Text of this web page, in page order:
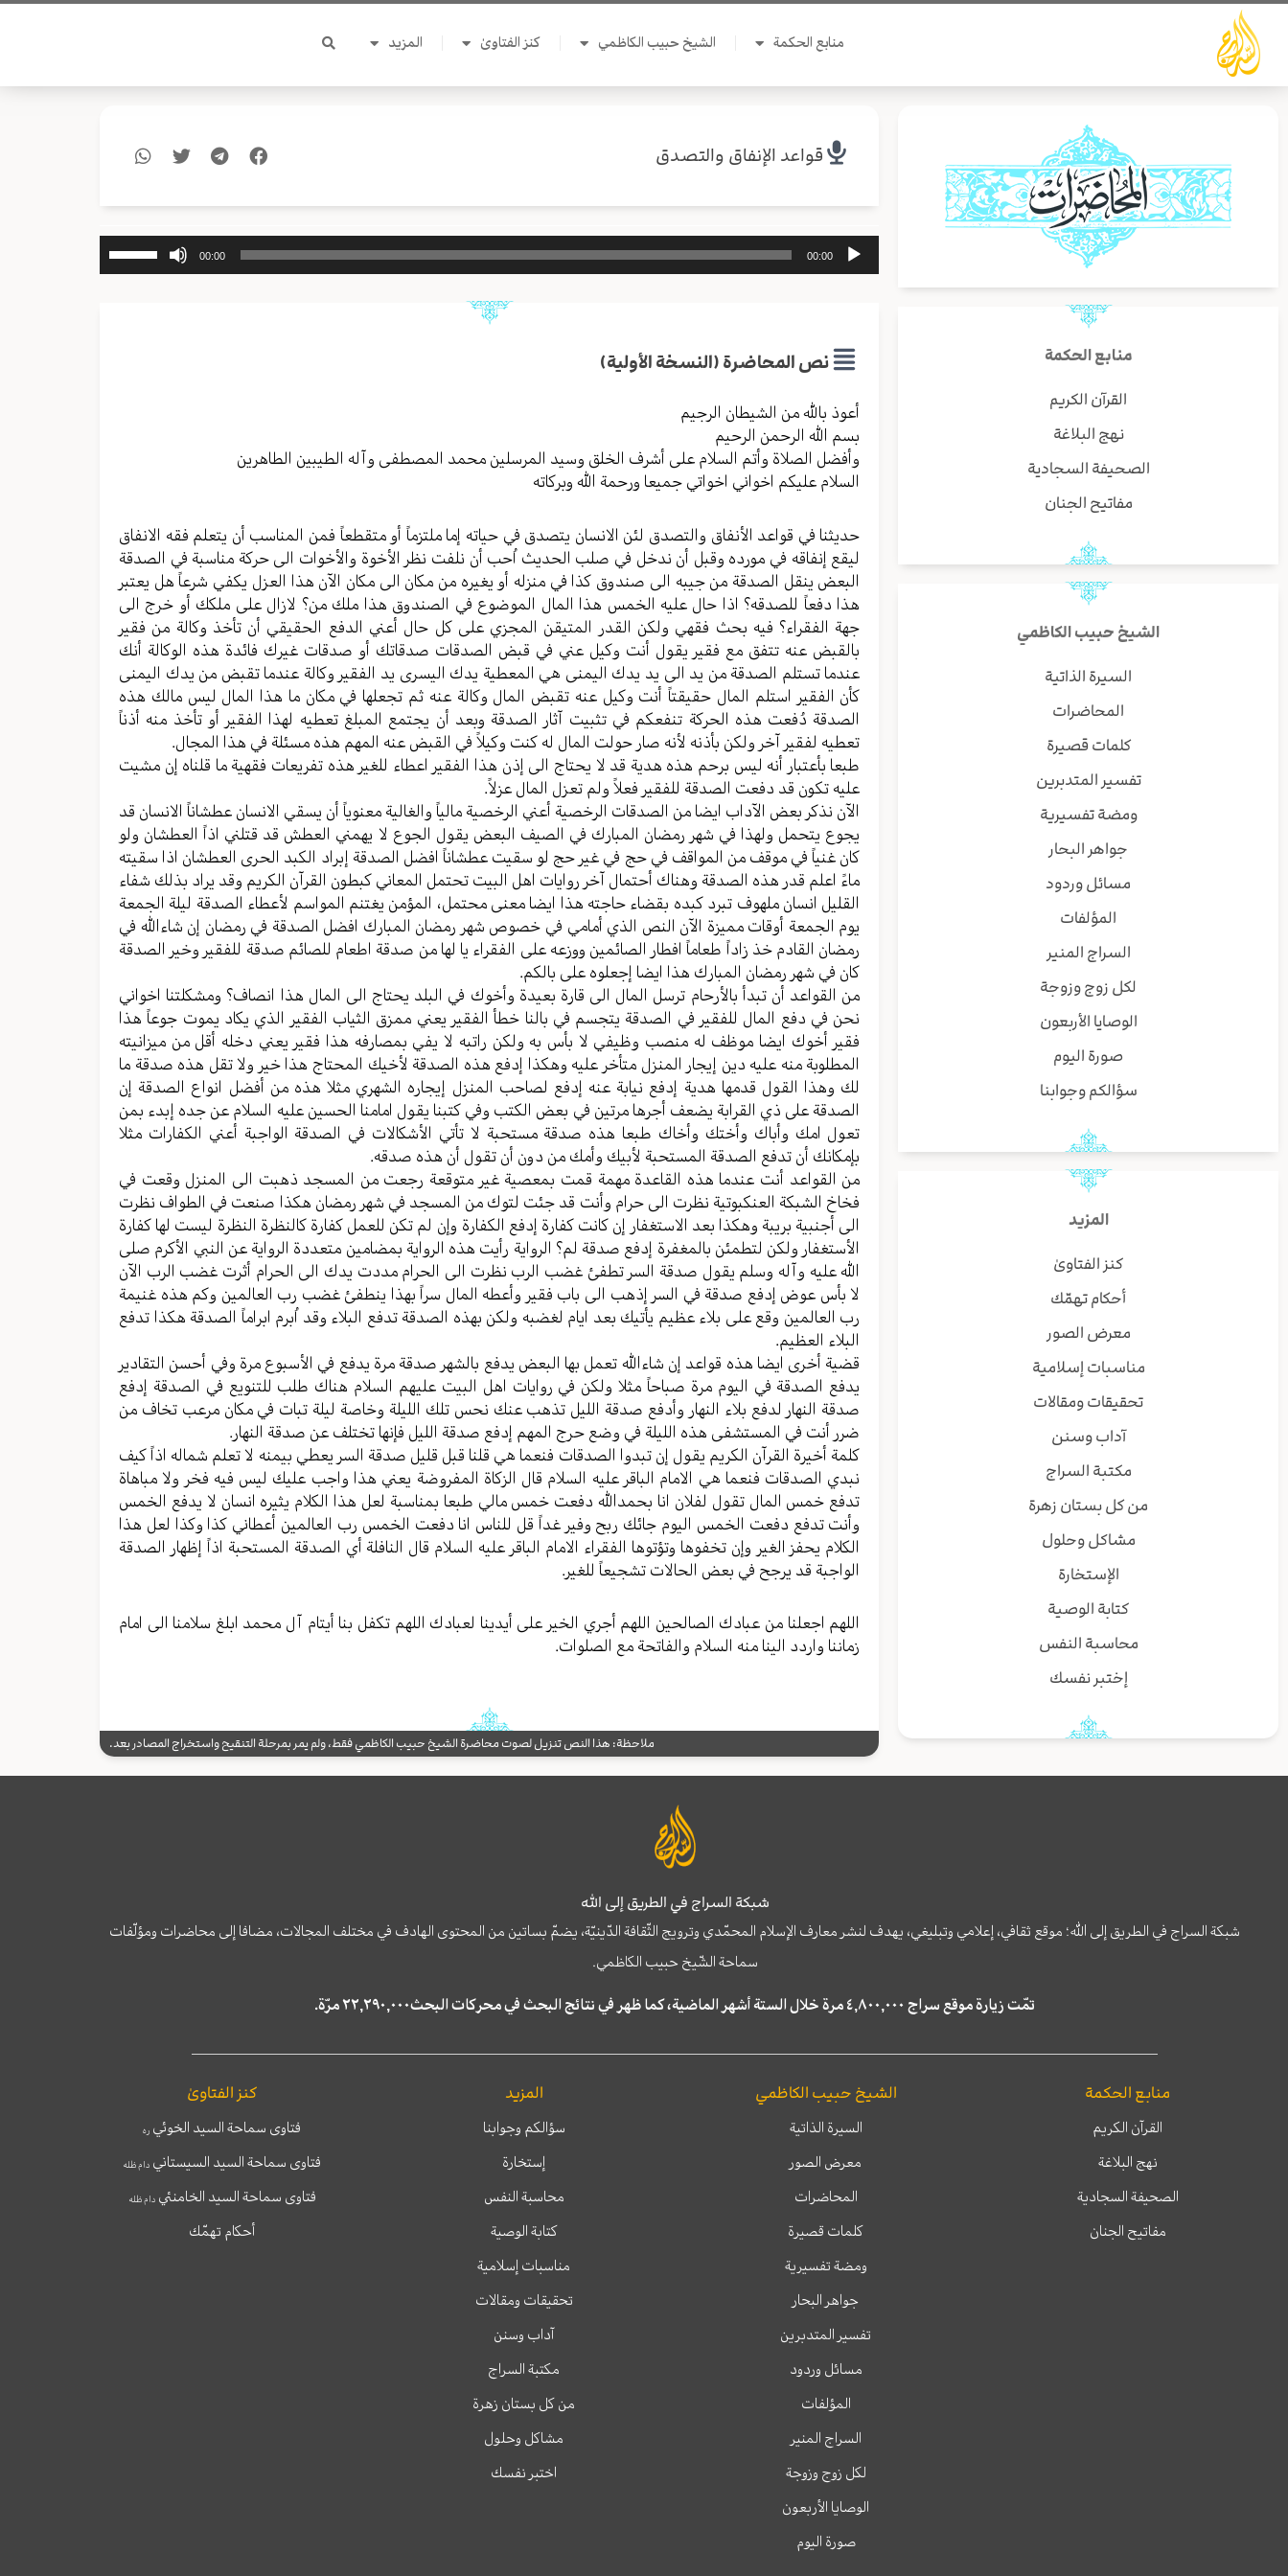
تخطي
المحتوى
منابع الحكمة الشيخ حبيب الكاظمي كنز الفتاوىٰ المزيد
منابع الحكمة
القرآن الكريم
نهج البلاغة
الصحيفة السجادية
مفاتيح الجنان
الشيخ حبيب الكاظمي
السيرة الذاتية
المحاضرات
كلمات قصيرة
تفسير المتدبرين
ومضة تفسيرية
جواهر البحار
مسائل وردود
المؤلفات
السراج المنير
لكل زوج وزوجة
الوصايا الأربعون
صورة اليوم
سؤالكم وجوابنا
المزيد
كنز الفتاوىٰ
أحكام تهمّك
معرض الصور
مناسبات إسلامية
تحقيقات ومقالات
آداب وسنن
مكتبة السراج
من كل بستان زهرة
مشاكل وحلول
الإستخارة
كتابة الوصية
محاسبة النفس
إختبر نفسك
قواعد الإنفاق والتصدق
مشغل
00:00
00:00
نص المحاضرة (النسخة الأولية)
أعوذ بالله من الشیطان الرجیم
بسم الله الرحمن الرحیم
وأفضل الصلاة وأتم السلام علی أشرف الخلق وسید المرسلین محمد المصطفی وآله الطیبین الطاهرین
السلام علیکم اخواني اخواتي جمیعا ورحمة الله وبرکاته
حدیثنا في قواعد الأنفاق والتصدق لئن الانسان یتصدق في حیاته إما ملتزماً أو متقطعاً فمن المناسب أن یتعلم فقه الانفاق
لیقع إنفاقه في مورده وقبل أن ندخل في صلب الحدیث اُحب أن نلفت نظر الأخوة والأخوات الی حرکة مناسبة في الصدقة
البعض ینقل الصدقة من جیبه الی صندوق کذا في منزله أو یغیره من مکان الی مکان الآن هذا العزل یکفي شرعاً هل یعتبر
هذا دفعاً للصدقه؟ اذا حال علیه الخمس هذا المال الموضوع في الصندوق هذا ملك من؟ لازال علی ملكك أو خرج الی
جهة الفقراء؟ فیه بحث فقهي ولکن القدر المتیقن المجزي علی کل حال أعني الدفع الحقیقي أن تأخذ وکالة من فقیر
بالقبض عنه تتفق مع فقیر یقول أنت وکیل عني في قبض الصدقات صدقاتك أو صدقات غیرك فائدة هذه الوکالة أنك
عندما تستلم الصدقة من ید الی ید یدك الیمنی هي المعطیة يدك الیسری ید الفقیر وکالة عندما تقبض من یدك الیمنی
کأن الفقیر استلم المال حقیقتاً أنت وکیل عنه تقبض المال وکالة عنه ثم تجعلها في مکان ما هذا المال لیس مالك هذه
الصدقة دُفعت هذه الحرکة تنفعکم في تثبیت آثار الصدقة وبعد أن یجتمع المبلغ تعطیه لهذا الفقیر أو تأخذ منه أذناً
تعطیه لفقیر آخر ولکن بأذنه لأنه صار حولت المال له کنت وکیلاً في القبض عنه المهم هذه مسئلة في هذا المجال.
طبعا بأعتبار أنه لیس برحم هذه هدیة قد لا یحتاج الی إذن هذا الفقیر اعطاء للغیر هذه تفریعات فقهیة ما قلناه إن مشیت
علیه تکون قد دفعت الصدقة للفقیر فعلاً ولم تعزل المال عزلاً.
الآن نذکر بعض الآداب ایضا من الصدقات الرخصیة أعني الرخصیة مالیاً والغالیة معنویاً أن يسقي الانسان عطشاناً الانسان قد
یجوع یتحمل ولهذا في شهر رمضان المبارك في الصیف البعض یقول الجوع لا یهمني العطش قد قتلني اذاً العطشان ولو
کان غنیاً في موقف من المواقف في حج في غیر حج لو سقیت عطشاناً افضل الصدقة إبراد الکبد الحری العطشان اذا سقیته
ماءً اعلم قدر هذه الصدقة وهناك أحتمال آخر روایات اهل البیت تحتمل المعاني کبطون القرآن الکریم وقد یراد بذلك شفاء
القلیل انسان ملهوف تبرد کبده بقضاء حاجته هذا ایضا معنی محتمل، المؤمن یغتنم المواسم لأعطاء الصدقة لیلة الجمعة
یوم الجمعة أوقات ممیزة الآن النص الذي أمامي في خصوص شهر رمضان المبارك افضل الصدقة في رمضان إن شاءالله في
رمضان القادم خذ زاداً طعاماً افطار الصائمین ووزعه علی الفقراء یا لها من صدقة اطعام للصائم صدقة للفقیر وخیر الصدقة
کان في شهر رمضان المبارك هذا ایضا إجعلوه علی بالکم.
من القواعد أن تبدأ بالأرحام ترسل المال الی قارة بعیدة وأخوك في البلد یحتاج الی المال هذا انصاف؟ ومشکلتنا اخواني
نحن في دفع المال للفقیر في الصدقة یتجسم في بالنا خطأ الفقیر یعني ممزق الثیاب الفقیر الذي یکاد یموت جوعاً هذا
فقیر أخوك ایضا موظف له منصب وظیفي لا بأس به ولکن راتبه لا یفي بمصارفه هذا فقیر یعني دخله أقل من میزانیته
المطلوبة منه علیه دین إیجار المنزل متأخر علیه وهکذا إدفع هذه الصدقة لأخيك المحتاج هذا خیر ولا تقل هذه صدقة ما
لك وهذا القول قدمها هدیة إدفع نیابة عنه إدفع لصاحب المنزل إیجاره الشهري مثلا هذه من أفضل انواع الصدقة إن
الصدقة على ذي القرابة یضعف أجرها مرتین في بعض الکتب وفي کتبنا یقول امامنا الحسین علیه السلام عن جده إبدء بمن
تعول امك وأباك وأختك وأخاك طبعا هذه صدقة مستحبة لا تأتي الأشکالات في الصدقة الواجبة أعني الکفارات مثلا
بإمکانك أن تدفع الصدقة المستحبة لأبيك وأمك من دون أن تقول أن هذه صدقه.
من القواعد أنت عندما هذه القاعدة مهمة قمت بمعصیة غیر متوقعة رجعت من المسجد ذهبت الی المنزل وقعت في
فخاخ الشبکة العنکبوتیة نظرت الی حرام وأنت قد جئت لتوك من المسجد في شهر رمضان هکذا صنعت في الطواف نظرت
الی أجنبیة بریبة وهکذا بعد الاستغفار إن کانت کفارة إدفع الکفارة وإن لم تکن للعمل کفارة کالنظرة النظرة لیست لها کفارة
الأستغفار ولکن لتطمئن بالمغفرة إدفع صدقة لم؟ الروایة رأيت هذه الروایة بمضامین متعددة الروایة عن النبي الأکرم صلی
الله علیه وآله وسلم یقول صدقة السر تطفئ غضب الرب نظرت الی الحرام مددت یدك الی الحرام أثرت غضب الرب الآن
لا بأس عوض إدفع صدقة في السر إذهب الی باب فقیر وأعطه المال سراً بهذا ینطفئ غضب رب العالمین وکم هذه غنیمة
رب العالمین وقع علی بلاء عظیم یأتيك بعد ایام لغضبه ولکن بهذه الصدقة تدفع البلاء وقد اُبرم ابراماً الصدقة هکذا تدفع
البلاء العظیم.
قضیة أخری ایضا هذه قواعد إن شاءالله تعمل بها البعض یدفع بالشهر صدقة مرة یدفع في الأسبوع مرة وفي أحسن التقادیر
یدفع الصدقة في الیوم مرة صباحاً مثلا ولکن في روایات اهل البیت علیهم السلام هناك طلب للتنویع في الصدقة إدفع
صدقة النهار لدفع بلاء النهار وأدفع صدقة اللیل تذهب عنك نحس تلك اللیلة وخاصة لیلة تبات في مکان مرعب تخاف من
ضرر أنت في المستشفی هذه اللیلة في وضع حرج المهم إدفع صدقة اللیل فإنها تختلف عن صدقة النهار.
کلمة أخيرة القرآن الکریم یقول إن تبدوا الصدقات فنعما هي قلنا قبل قلیل صدقة السر یعطي بیمنه لا تعلم شماله اذاً کیف
نبدي الصدقات فنعما هي الامام الباقر علیه السلام قال الزکاة المفروضة یعني هذا واجب علیك ليس فيه فخر ولا مباهاة
تدفع خمس المال تقول لفلان انا بحمدالله دفعت خمس مالي طبعا بمناسبة لعل هذا الکلام یثیره انسان لا یدفع الخمس
وأنت تدفع دفعت الخمس الیوم جائك ربح وفیر غداً قل للناس انا دفعت الخمس رب العالمین أعطاني کذا وکذا لعل هذا
الکلام یحفز الغیر وإن تخفوها وتؤتوها الفقراء الامام الباقر علیه السلام قال النافلة أي الصدقة المستحبة اذاً إظهار الصدقة
الواجبة قد یرجح في بعض الحالات تشجیعاً للغیر.
اللهم اجعلنا من عبادك الصالحین اللهم أجري الخیر علی أیدینا لعبادك اللهم تکفل بنا أيتام آل محمد ابلغ سلامنا الی امام
زماننا واردد الینا منه السلام والفاتحة مع الصلوات.
ملاحظة: هذا النص تنزيل لصوت محاضرة الشيخ حبيب الكاظمي فقط، ولم يمر بمرحلة التنقيح واستخراج المصادر بعد.
شبكة السراج في الطريق إلى الله
شبكة السراج في الطريق إلى الله؛ موقع ثقافي، إعلامي وتبليغي، يهدف لنشر معارف الإسلام المحمّدي وترويج الثّقافة الدّينيّة، يضمّ بساتين من المحتوى الهادف في مختلف المجالات، مضافا إلى محاضرات ومؤلّفات
سماحة الشّيخ حبيب الكاظمي.
تمّت زيارة موقع سراج ٤,٨٠٠,٠٠٠ مرة خلال الستة أشهر الماضية، كما ظهر في نتائج البحث في محركات البحث٢٢,٢٩٠,٠٠٠ مرّة.
منابع الحكمة
القرآن الكريم
نهج البلاغة
الصحيفة السجادية
مفاتيح الجنان
الشيخ حبيب الكاظمي
السيرة الذاتية
معرض الصور
المحاضرات
كلمات قصيرة
ومضة تفسيرية
جواهر البحار
تفسير المتدبرين
مسائل وردود
المؤلفات
السراج المنير
لكل زوج وزوجة
الوصايا الأربعون
صورة اليوم
المزيد
سؤالكم وجوابنا
إستخارة
محاسبة النفس
كتابة الوصية
مناسبات إسلامية
تحقيقات ومقالات
آداب وسنن
مكتبة السراج
من كل بستان زهرة
مشاكل وحلول
اختبر نفسك
كنز الفتاوىٰ
فتاوى سماحة السيد الخوئي ره
فتاوى سماحة السيد السيستاني دام ظله
فتاوى سماحة السيد الخامنئيدام ظله
أحكام تهمّك